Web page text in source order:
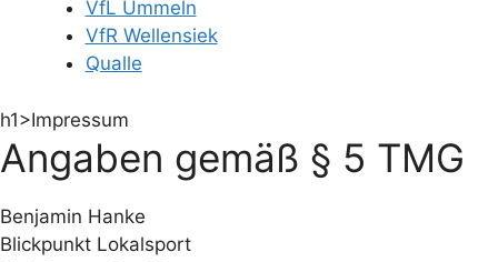
VfL Ummeln
VfR Wellensiek
Qualle
h1>Impressum
Angaben gemäß § 5 TMG
Benjamin Hanke
Blickpunkt Lokalsport